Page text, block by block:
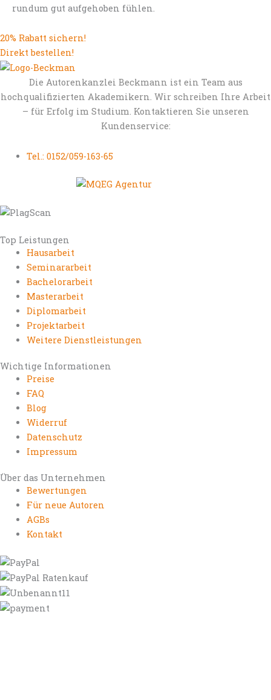
rundum gut aufgehoben fühlen.
20% Rabatt sichern!
Direkt bestellen!
Die Autorenkanzlei Beckmann ist ein Team aus
hochqualifizierten Akademikern. Wir schreiben Ihre Arbeit
– für Erfolg im Studium. Kontaktieren Sie unseren
Kundenservice:
Tel.: 0152/059-163-65
Top Leistungen
Hausarbeit
Seminararbeit
Bachelorarbeit
Masterarbeit
Diplomarbeit
Projektarbeit
Weitere Dienstleistungen
Wichtige Informationen
Preise
FAQ
Blog
Widerruf
Datenschutz
Impressum
Über das Unternehmen
Bewertungen
Für neue Autoren
AGBs
Kontakt